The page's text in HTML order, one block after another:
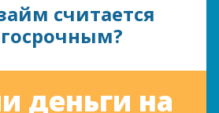
считается
деньги на